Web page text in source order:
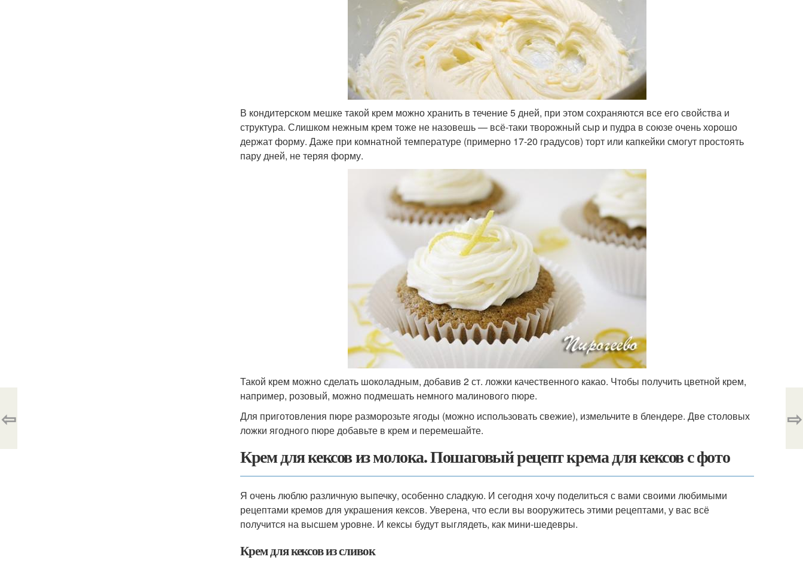
В кондитерском мешке такой крем можно хранить в течение 5 дней, при этом сохраняются все его свойства и
структура. Слишком нежным крем тоже не назовешь — всё-таки творожный сыр и пудра в союзе очень хорошо
держат форму. Даже при комнатной температуре (примерно 17-20 градусов) торт или капкейки смогут простоять
пару дней, не теряя форму.
Такой крем можно сделать шоколадным, добавив 2 ст. ложки качественного какао. Чтобы получить цветной крем,
например, розовый, можно подмешать немного малинового пюре.
Для приготовления пюре разморозьте ягоды (можно использовать свежие), измельчите в блендере. Две столовых
ложки ягодного пюре добавьте в крем и перемешайте.
Крем для кексов из молока. Пошаговый рецепт крема для кексов с фото
Я очень люблю различную выпечку, особенно сладкую. И сегодня хочу поделиться с вами своими любимыми
рецептами кремов для украшения кексов. Уверена, что если вы вооружитесь этими рецептами, у вас всё
получится на высшем уровне. И кексы будут выглядеть, как мини-шедевры.
Крем для кексов из сливок
⇦ ⇨